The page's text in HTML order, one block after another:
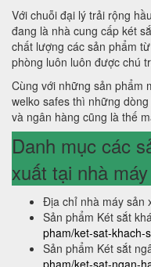
Với chuỗi đại lý trải rộng
đang là nhà cung cấp két
chất lượng các sản phẩm
phòng luôn luôn được chú
Cùng với những sản phẩm
welko safes thì những
và ngân hàng cũng là thế
Danh mục các
xuất tại nhà
Địa chỉ nhà máy sản
Sản phẩm Két sắt
pham/ket-sat-khach-
Sản phẩm Két sắt
pham/ket-sat-ngan-